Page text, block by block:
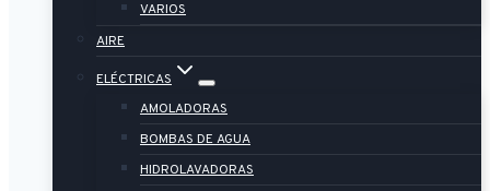
VARIOS
AIRE
ELÉCTRICAS
AMOLADORAS
BOMBAS DE AGUA
HIDROLAVADORAS